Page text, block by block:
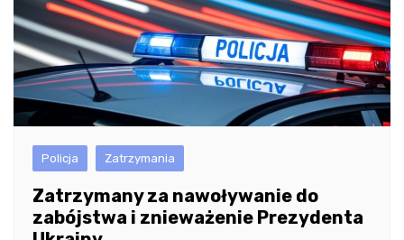
Policja Zatrzymania
Zatrzymany za nawoływanie do
zabójstwa i znieważenie Prezydenta